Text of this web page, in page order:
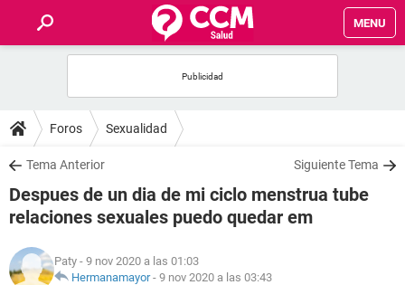
MENU
FOROS
SALUD
FAMILIA
NUTRICIÓN
Foros Sexualidad
Tema Anterior Siguiente Tema
Despues de un dia de mi ciclo menstrua tube
relaciones sexuales puedo quedar em
Paty - 9 nov 2020 a las 01:03
Hermanamayor- 9 nov 2020 a las 03:43